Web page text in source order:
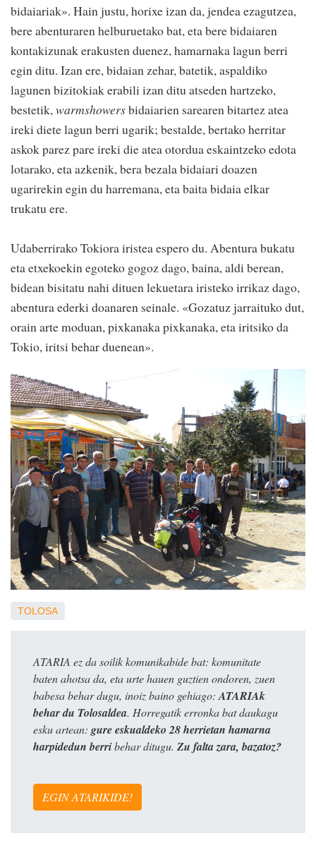
bidaiariak». Hain justu, horixe izan da, jendea ezagutzea,
bere abenturaren helburuetako bat, eta bere bidaiaren
kontakizunak erakusten duenez, hamarnaka lagun berri
egin ditu. Izan ere, bidaian zehar, batetik, aspaldiko
lagunen bizitokiak erabili izan ditu atseden hartzeko,
bestetik,warmshowersbidaiarien sarearen bitartez atea
ireki diete lagun berri ugarik; bestalde, bertako herritar
askok parez pare ireki die atea otordua eskaintzeko edota
lotarako, eta azkenik, bera bezala bidaiari doazen
ugarirekin egin du harremana, eta baita bidaia elkar
trukatu ere.
Udaberrirako Tokiora iristea espero du. Abentura bukatu
eta etxekoekin egoteko gogoz dago, baina, aldi berean,
bidean bisitatu nahi dituen lekuetara iristeko irrikaz dago,
abentura ederki doanaren seinale. «Gozatuz jarraituko dut,
orain arte moduan, pixkanaka pixkanaka, eta iritsiko da
Tokio, iritsi behar duenean».
TOLOSA
ATARIA ez da soilik komunikabide bat: komunitate
baten ahotsa da, eta urte hauen guztien ondoren, zuen
babesa behar dugu, inoiz baino gehiago: ATARIAk
behar du Tolosaldea. Horregatik erronka bat daukagu
esku artean: gure eskualdeko 28 herrietan hamarna
harpidedun berribehar ditugu. Zu falta zara, bazatoz?
EGIN ATARIKIDE!